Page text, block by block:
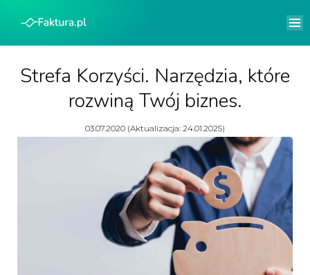
Strefa Korzyści. Narzędzia, które
rozwiną Twój biznes.
03.07.2020 (Aktualizacja: 24.01.2025)